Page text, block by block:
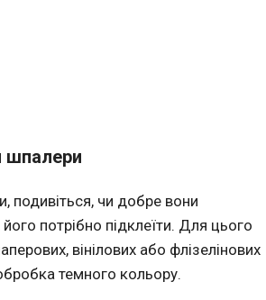
шпалери
подивіться, чи добре вони
потрібно підклеїти. Для цього
вінілових або флізелінових
темного кольору.